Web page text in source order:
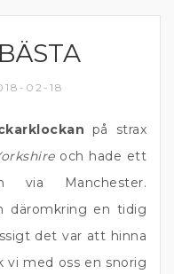
02-18
på strax
och hade ett
Manchester.
däromkring en tidig
det var att hinna
vi med oss en snorig